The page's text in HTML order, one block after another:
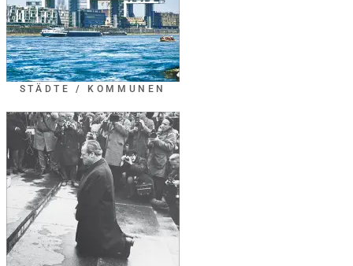
STÄDTE / KOMMUNEN